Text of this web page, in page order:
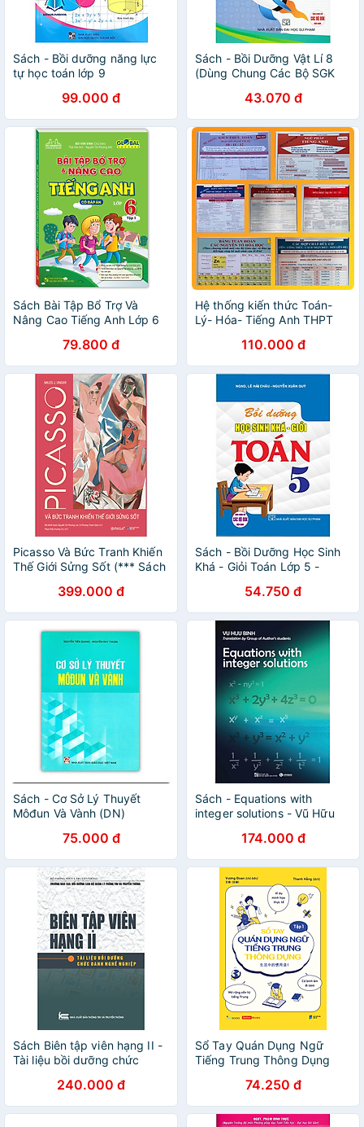
Sách - Bồi dưỡng năng lực
tự học toán lớp 9
99.000 đ
Sách - Bồi Dưỡng Vật Lí 8
(Dùng Chung Các Bộ SGK
43.070 đ
Sách Bài Tập Bổ Trợ Và
Nâng Cao Tiếng Anh Lớp 6
79.800 đ
Hệ thống kiến thức Toán-
Lý- Hóa- Tiếng Anh THPT
110.000 đ
Picasso Và Bức Tranh Khiến
Thế Giới Sửng Sốt (*** Sách
399.000 đ
Sách - Bồi Dưỡng Học Sinh
Khá - Giỏi Toán Lớp 5 -
Hiện Hành - Hồng Ân
54.750 đ
Sách - Cơ Sở Lý Thuyết
Môđun Và Vành (DN)
75.000 đ
Sách - Equations with
integer solutions - Vũ Hữu
174.000 đ
Sách Biên tập viên hạng II -
Tài liệu bồi dưỡng chức
240.000 đ
Sổ Tay Quán Dụng Ngữ
Tiếng Trung Thông Dụng
74.250 đ